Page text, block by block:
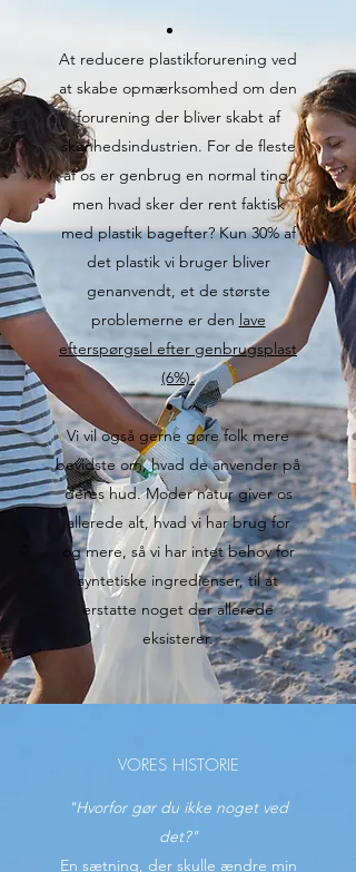
At reducere plastikforurening ved
at skabe opmærksomhed om den
forurening der bliver skabt af
skønhedsindustrien. For de fleste
af os er genbrug en normal ting,
men hvad sker der rent faktisk
med plastik bagefter? Kun 30% af
det plastik vi bruger bliver
genanvendt, et de største
problemerne er den lave
efterspørgsel efter genbrugsplast
(6%).
Vi vil også gerne gøre folk mere
bevidste om, hvad de anvender på
deres hud. Moder natur giver os
allerede alt, hvad vi har brug for
og mere, så vi har intet behov for
syntetiske ingredienser, til at
erstatte noget der allerede
eksisterer.
VORES HISTORIE
"Hvorfor gør du ikke noget ved
det?"
En sætning, der skulle ændre min